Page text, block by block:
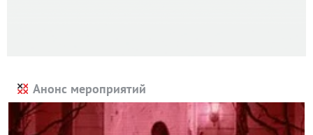
Анонс мероприятий